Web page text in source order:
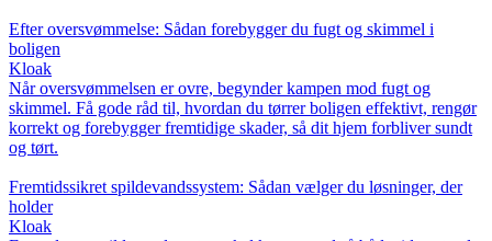
Efter oversvømmelse: Sådan forebygger du fugt og skimmel i
boligen
Kloak
Når oversvømmelsen er ovre, begynder kampen mod fugt og
skimmel. Få gode råd til, hvordan du tørrer boligen effektivt, rengør
korrekt og forebygger fremtidige skader, så dit hjem forbliver sundt
og tørt.
Fremtidssikret spildevandssystem: Sådan vælger du løsninger, der
holder
Kloak